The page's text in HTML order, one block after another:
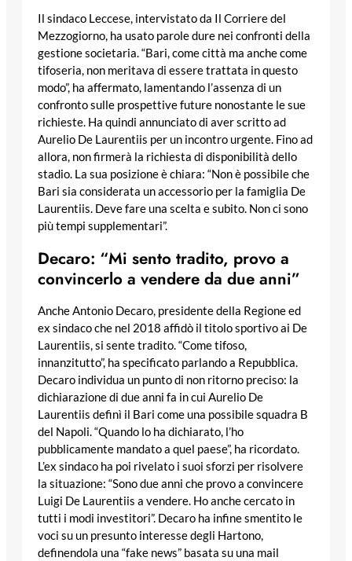
Il sindaco Leccese, intervistato da Il Corriere del
Mezzogiorno, ha usato parole dure nei confronti della
gestione societaria. “Bari, come città ma anche come
tifoseria, non meritava di essere trattata in questo
modo”, ha affermato, lamentando l’assenza di un
confronto sulle prospettive future nonostante le sue
richieste. Ha quindi annunciato di aver scritto ad
Aurelio De Laurentiis per un incontro urgente. Fino ad
allora, non firmerà la richiesta di disponibilità dello
stadio. La sua posizione è chiara: “Non è possibile che
Bari sia considerata un accessorio per la famiglia De
Laurentiis. Deve fare una scelta e subito. Non ci sono
più tempi supplementari”.
Decaro: “Mi sento tradito, provo a
convincerlo a vendere da due anni”
Anche Antonio Decaro, presidente della Regione ed
ex sindaco che nel 2018 affidò il titolo sportivo ai De
Laurentiis, si sente tradito. “Come tifoso,
innanzitutto”, ha specificato parlando a Repubblica.
Decaro individua un punto di non ritorno preciso: la
dichiarazione di due anni fa in cui Aurelio De
Laurentiis definì il Bari come una possibile squadra B
del Napoli. “Quando lo ha dichiarato, l’ho
pubblicamente mandato a quel paese”, ha ricordato.
L’ex sindaco ha poi rivelato i suoi sforzi per risolvere
la situazione: “Sono due anni che provo a convincere
Luigi De Laurentiis a vendere. Ho anche cercato in
tutti i modi investitori”. Decaro ha infine smentito le
voci su un presunto interesse degli Hartono,
definendola una “fake news” basata su una mail